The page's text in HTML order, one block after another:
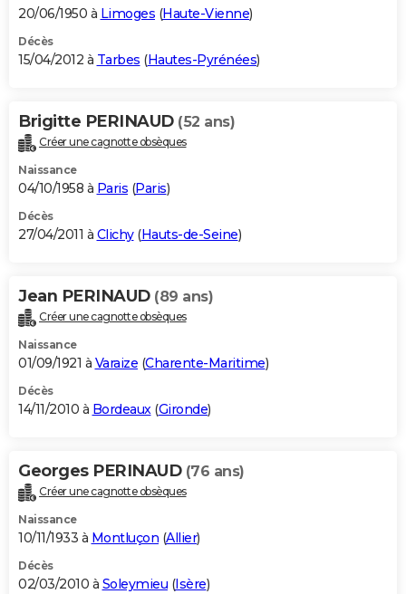
20/06/1950 à Limoges (Haute-Vienne)
Décès
15/04/2012 à Tarbes (Hautes-Pyrénées)
Brigitte PERINAUD (52 ans)
Créer une cagnotte obsèques
Naissance
04/10/1958 à Paris (Paris)
Décès
27/04/2011 à Clichy(Hauts-de-Seine)
Jean PERINAUD (89 ans)
Créer une cagnotte obsèques
Naissance
01/09/1921 à Varaize (Charente-Maritime)
Décès
14/11/2010 à Bordeaux(Gironde)
Georges PERINAUD (76 ans)
Créer une cagnotte obsèques
Naissance
10/11/1933 à Montluçon (Allier)
Décès
02/03/2010 à Soleymieu (Isère)